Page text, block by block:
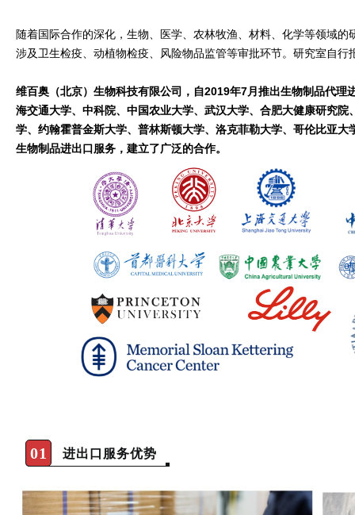
随着国际合作的深化，生物、医学、农林牧渔、材料、化学等领域
涉及卫生检疫、动植物检疫、风险物品监管等审批环节。研究室自
维百奥（北京）生物科技有限公司，自2019年7月推出生物制品代
海交通大学、中科院、中国农业大学、武汉大学、合肥大健康研究
学、约翰霍普金斯大学、普林斯顿大学、洛克菲勒大学、哥伦比亚
生物制品进出口服务，建立了广泛的合作。
01 进出口服务优势